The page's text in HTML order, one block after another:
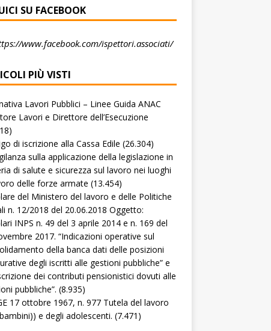
SU FACEBOOK
www.facebook.com/ispettori.associati/
PIÙ VISTI
Lavori Pubblici – Linee Guida ANAC
Lavori e Direttore dell’Esecuzione
di iscrizione alla Cassa Edile (26.304)
sulla applicazione della legislazione in
di salute e sicurezza sul lavoro nei luoghi
delle forze armate (13.454)
del Ministero del lavoro e delle Politiche
n. 12/2018 del 20.06.2018 Oggetto:
INPS n. 49 del 3 aprile 2014 e n. 169 del
2017. “Indicazioni operative sul
della banca dati delle posizioni
degli iscritti alle gestioni pubbliche” e
dei contributi pensionistici dovuti alle
pubbliche”. (8.935)
17 ottobre 1967, n. 977 Tutela del lavoro
e degli adolescenti. (7.471)